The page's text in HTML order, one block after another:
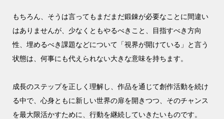
もちろん、そうは言ってもまだまだ鍛錬が必要なことに間違い
はありませんが、少なくともやるべきこと、目指すべき方向
性、埋めるべき課題などについて「視界が開けている」と言う
状態は、何事にも代えられない大きな意味を持ちます。
成長のステップを正しく理解し、作品を通じて創作活動を続け
る中で、心身ともに新しい世界の扉を開きつつ、そのチャンス
を最大限活かすために、行動を継続していきたいものです。